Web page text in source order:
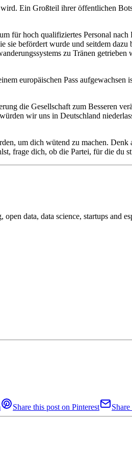
Ein Großteil ihrer öffentlichen
für hoch qualifiziertes Personal
befördert wurde und seitdem
zu Tränen
europäischen Pass aufgewachsen
die Gesellschaft zum Besseren
wir uns in Deutschland
um dich wütend zu machen.
frage dich, ob die Partei, für die du
data, data science, startups and
Share this post on Pinterest